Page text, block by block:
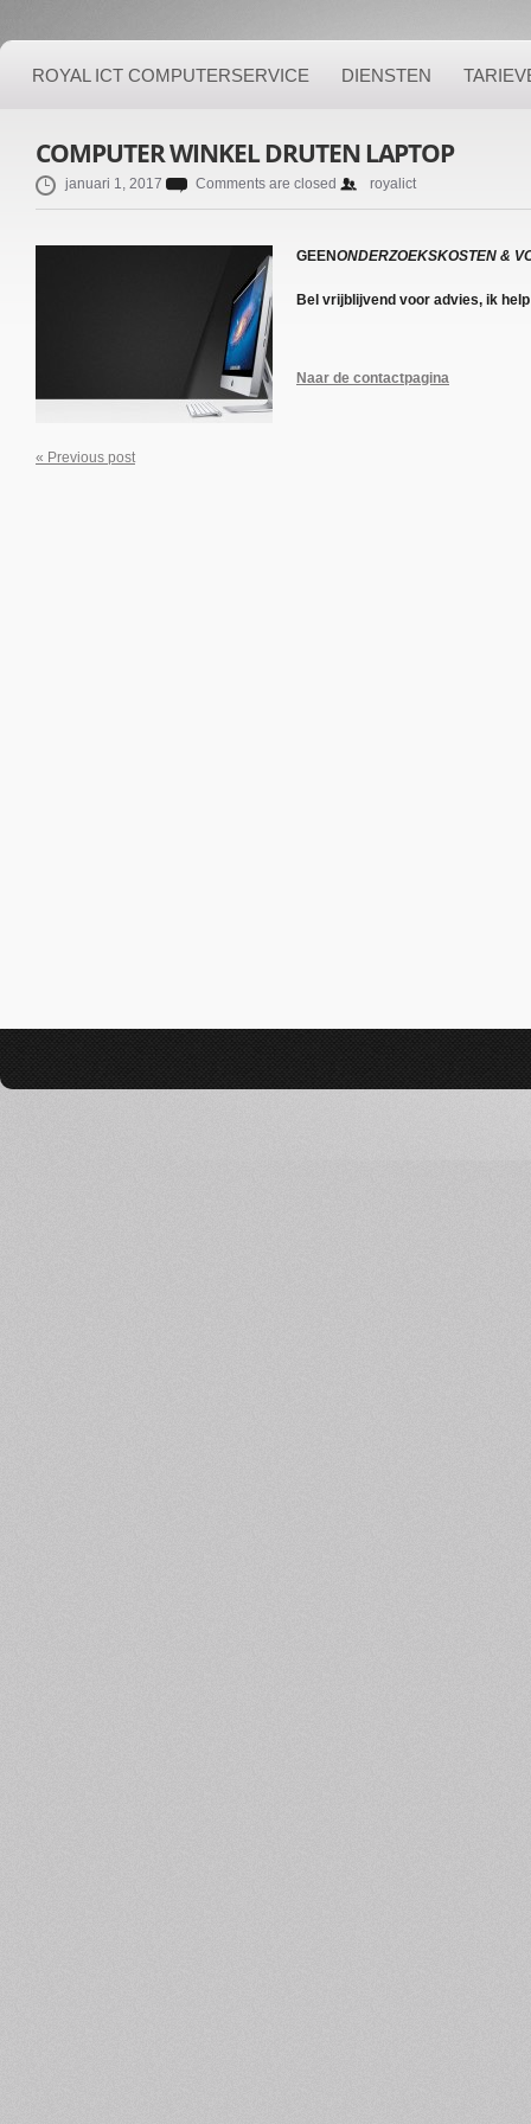
ROYAL ICT COMPUTERSERVICE DIENSTEN
COMPUTER WINKEL DRUTEN LAPTOP
januari 1, 2017 Comments are closed royalict
GEENONDERZOEKSKOSTEN &
Bel vrijblijvend voor advies, ik
Naar de contactpagina
« Previous post